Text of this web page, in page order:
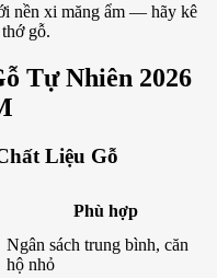
nền xi măng ẩm — hãy kê
gỗ.
Tự Nhiên 2026
Liệu Gỗ
Phù hợp
Ngân sách trung bình, căn
hộ nhỏ